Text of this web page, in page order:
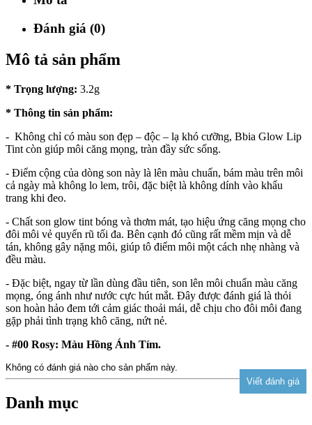
Đánh giá (0)
Mô tả sản phẩm
* Trọng lượng: 3.2g
* Thông tin sản phẩm:
- Không chỉ có màu son đẹp – độc – lạ khó cưỡng, Bbia Glow Lip
Tint còn giúp môi căng mọng, tràn đầy sức sống.
- Điểm cộng của dòng son này là lên màu chuẩn, bám màu trên môi
cả ngày mà không lo lem, trôi, đặc biệt là không dính vào khẩu
trang khi đeo.
- Chất son glow tint bóng và thơm mát, tạo hiệu ứng căng mọng cho
đôi môi vẻ quyến rũ tối đa. Bên cạnh đó cũng rất mềm mịn và dễ
tán, không gây nặng môi, giúp tô điểm môi một cách nhẹ nhàng và
đều màu.
- Đặc biệt, ngay từ lần dùng đầu tiên, son lên môi chuẩn màu căng
mọng, óng ánh như nước cực hút mắt. Đây được đánh giá là thỏi
son hoàn hảo đem tới cảm giác thoải mái, dễ chịu cho đôi môi đang
gặp phải tình trạng khô căng, nứt nẻ.
- #00 Rosy: Màu Hồng Ánh Tím.
Không có đánh giá nào cho sản phẩm này.
Danh mục